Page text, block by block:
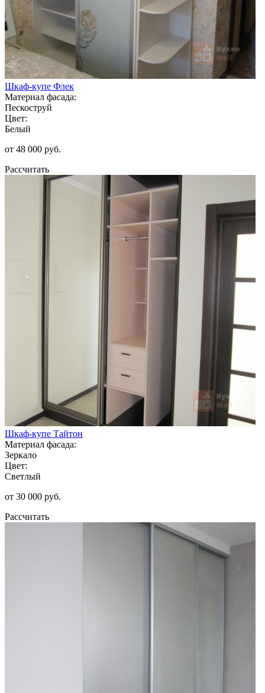
Шкаф-купе Флек
Материал фасада:
Пескоструй
Цвет:
Белый
от 48 000 руб.
Рассчитать
Шкаф-купе Тайтон
Материал фасада:
Зеркало
Цвет:
Светлый
от 30 000 руб.
Рассчитать